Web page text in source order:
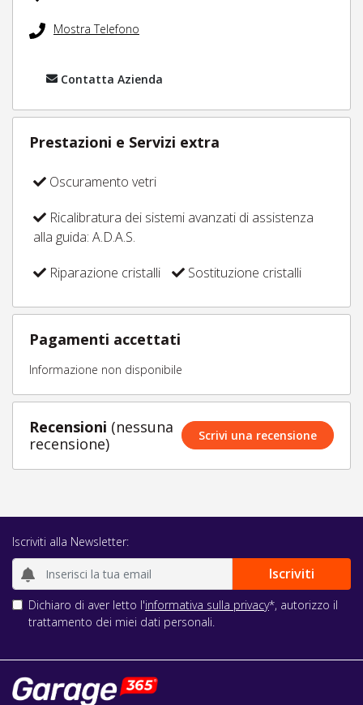
Mostra Telefono
Contatta Azienda
Prestazioni e Servizi extra
Oscuramento vetri
Ricalibratura dei sistemi avanzati di assistenza
alla guida: A.D.A.S.
Riparazione cristalli
Sostituzione cristalli
Pagamenti accettati
Informazione non disponibile
Recensioni (nessuna
recensione)
Scrivi una recensione
Iscriviti alla Newsletter:
Dichiaro di aver letto l'informativa sulla privacy*, autorizzo il
trattamento dei miei dati personali.